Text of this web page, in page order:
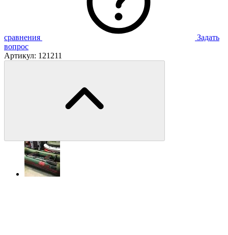
сравнения
Задать
вопрос
Артикул: 121211